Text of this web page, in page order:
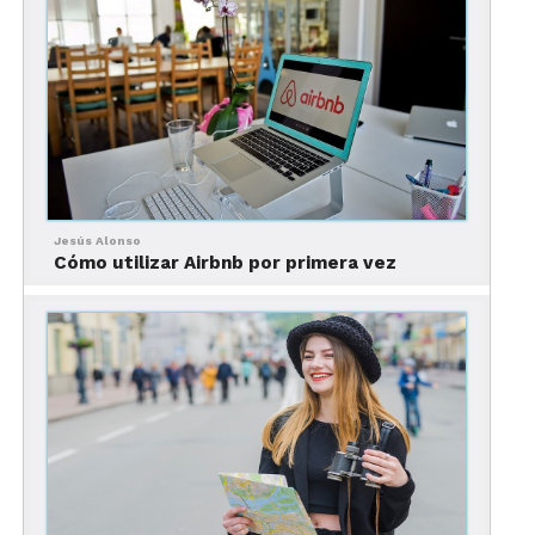
Esta aplicación es unaguía perfecta para
descubrir nuevos vinos.
Lo interesante de esta app es que sonlos
sommelier y expertos los que hacen las
recomendaciones
de nuevas etiquetas.
Los conocedores del mundo del vino, también
Jesús Alonso
Cómo utilizar Airbnb por primera vez